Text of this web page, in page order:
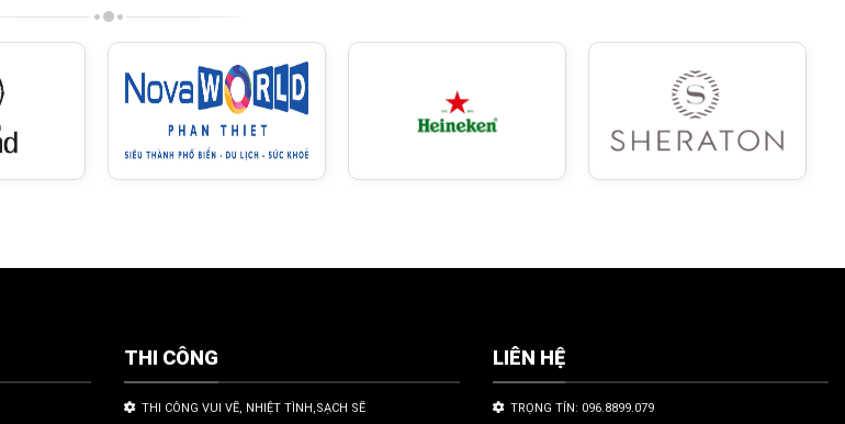
THI CÔNG
THI CÔNG VUI VẼ, NHIỆT TÌNH,SẠCH SẼ
LIÊN HỆ
TRỌNG TÍN: 096.8899.079